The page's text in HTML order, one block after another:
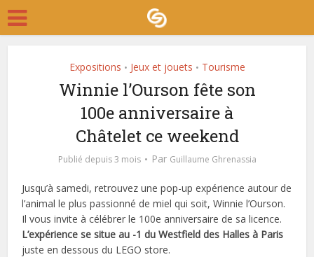
Expositions • Jeux et jouets • Tourisme
Winnie l’Ourson fête son
100e anniversaire à
Châtelet ce weekend
Publié depuis 3 mois Par Guillaume Ghrenassia
Jusqu’à samedi, retrouvez une pop-up expérience autour de
l’animal le plus passionné de miel qui soit, Winnie l’Ourson.
Il vous invite à célébrer le 100e anniversaire de sa licence.
L’expérience se situe au -1 du Westfield des Halles à Paris
juste en dessous du LEGO store.